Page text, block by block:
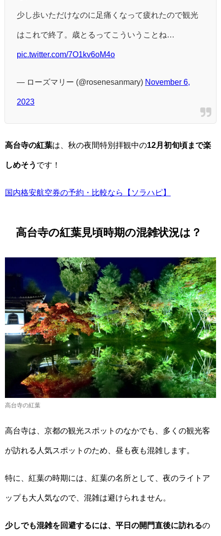
少し歩いただけなのに足痛くなって疲れたので観光
はこれで終了。歳とるってこういうことね…
pic.twitter.com/7O1kv6oM4o
— ローズマリー (@rosenesanmary) November 6,
2023
高台寺の紅葉は、秋の夜間特別拝観中の12月初旬頃まで楽
しめそう です！
国内格安航空券の予約・比較なら【ソラハピ】
高台寺の紅葉見頃時期の混雑状況は？
高台寺の紅葉
高台寺は、京都の観光スポットのなかでも、多くの観光客
が訪れる人気スポットのため、昼も夜も混雑します。
特に、紅葉の時期には、紅葉の名所として、夜のライトア
ップも大人気なので、混雑は避けられません。
少しでも混雑を回避するには、平日の開門直後に訪れるの